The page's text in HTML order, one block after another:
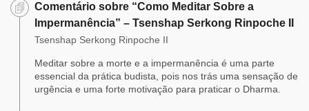
Comentário sobre “Como Meditar Sobre a
Impermanência” – Tsenshap Serkong Rinpoche II
Tsenshap Serkong Rinpoche II
Meditar sobre a morte e a impermanência é uma parte
essencial da prática budista, pois nos trás uma sensação de
urgência e uma forte motivação para praticar o Dharma.